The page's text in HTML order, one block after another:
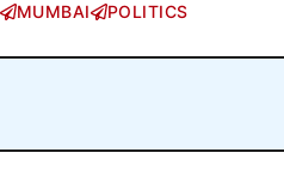
MUMBAI POLITICS